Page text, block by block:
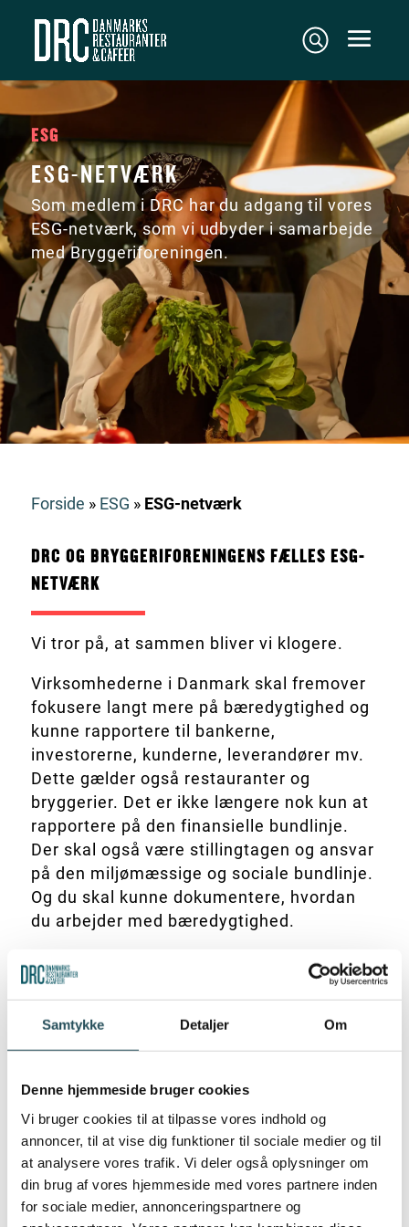
Samtykke Detaljer Om
Denne hjemmeside bruger cookies
Vi bruger cookies til at tilpasse vores indhold og
annoncer, til at vise dig funktioner til sociale medier og til
at analysere vores trafik. Vi deler også oplysninger om
din brug af vores hjemmeside med vores partnere inden
for sociale medier, annonceringspartnere og
ESG
ESG-NETVÆRK
Som medlem i DRC har du adgang til vores
ESG-netværk, som vi udbyder i samarbejde
med Bryggeriforeningen.
Forside » ESG » ESG-netværk
DRC OG BRYGGERIFORENINGENS FÆLLES ESG-
NETVÆRK
Vi tror på, at sammen bliver vi klogere.
Virksomhederne i Danmark skal fremover
fokusere langt mere på bæredygtighed og
kunne rapportere til bankerne,
investorerne, kunderne, leverandører mv.
Dette gælder også restauranter og
bryggerier. Det er ikke længere nok kun at
rapportere på den finansielle bundlinje.
Der skal også være stillingtagen og ansvar
på den miljømæssige og sociale bundlinje.
Og du skal kunne dokumentere, hvordan
du arbejder med bæredygtighed.
HVORDAN TAGER VI HUL PÅ OPGAVEN?
netværk med andre virksomheder. DRC og
Bryggeriforeningens ESG-netværk kan hjælpe
dig med at komme fra ord til handling. I
netværket kan du både få sparring til det